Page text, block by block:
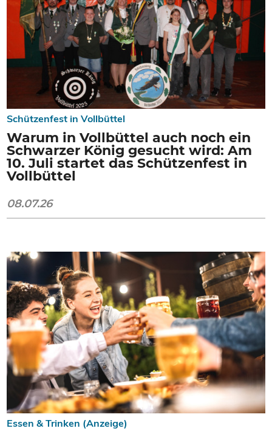
Schützenfest in Vollbüttel
Warum in Vollbüttel auch noch ein
Schwarzer König gesucht wird: Am
10. Juli startet das Schützenfest in
Vollbüttel
08.07.26
Essen & Trinken (Anzeige)